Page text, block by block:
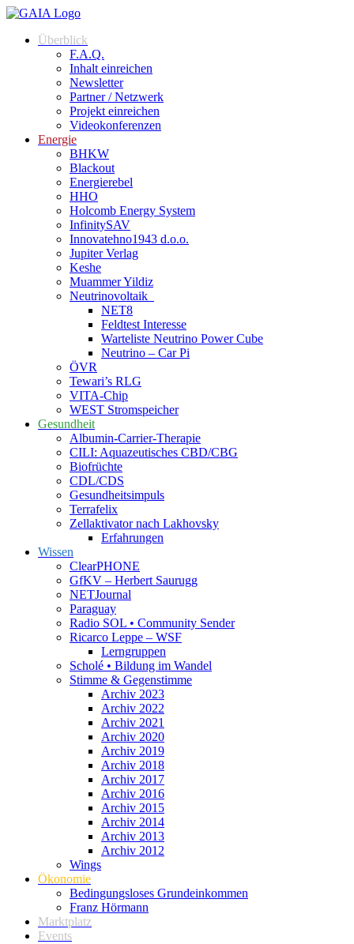
Überblick
F.A.Q.
Inhalt einreichen
Newsletter
Partner / Netzwerk
Projekt einreichen
Videokonferenzen
Energie
BHKW
Blackout
Energierebel
HHO
Holcomb Energy System
InfinitySAV
Innovatehno1943 d.o.o.
Jupiter Verlag
Keshe
Muammer Yildiz
Neutrinovoltaik
NET8
Feldtest Interesse
Warteliste Neutrino Power Cube
Neutrino – Car Pi
ÖVR
Tewari’s RLG
VITA-Chip
WEST Stromspeicher
Gesundheit
Albumin-Carrier-Therapie
CILI: Aquazeutisches CBD/CBG
Biofrüchte
CDL/CDS
Gesundheitsimpuls
Terrafelix
Zellaktivator nach Lakhovsky
Erfahrungen
Wissen
ClearPHONE
GfKV – Herbert Saurugg
NETJournal
Paraguay
Radio SOL • Community Sender
Ricarco Leppe – WSF
Lerngruppen
Scholé • Bildung im Wandel
Stimme & Gegenstimme
Archiv 2023
Archiv 2022
Archiv 2021
Archiv 2020
Archiv 2019
Archiv 2018
Archiv 2017
Archiv 2016
Archiv 2015
Archiv 2014
Archiv 2013
Archiv 2012
Wings
Ökonomie
Bedingungsloses Grundeinkommen
Franz Hörmann
Marktplatz
Events